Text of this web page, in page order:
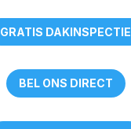
GRATIS DAKINSPECTIE
BEL ONS DIRECT